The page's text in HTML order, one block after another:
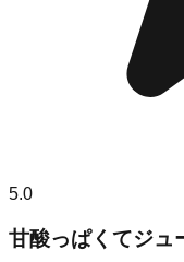
5.0
甘酸っぱくてジュ